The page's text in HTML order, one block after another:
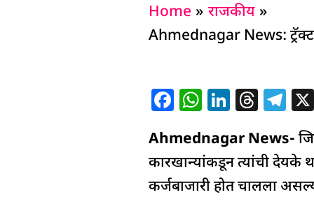
Home
राजकीय
Ahmednagar News: ट्रॅक्टर
F
c
e
b
W
at
s
A
Li
k
e
dI
T
re
a
d
T
el
e
g
ra
Ahmednagar News-
कारखान्यांकडून त्यांची देयके
कर्जबाजारी होत चालला